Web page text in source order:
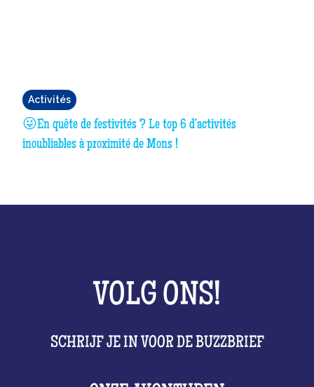
Activités
😜En quête de festivités ? Le top 6 d’activités
inoubliables à proximité de Mons !
VOLG ONS!
SCHRIJF JE IN VOOR DE BUZZBRIEF